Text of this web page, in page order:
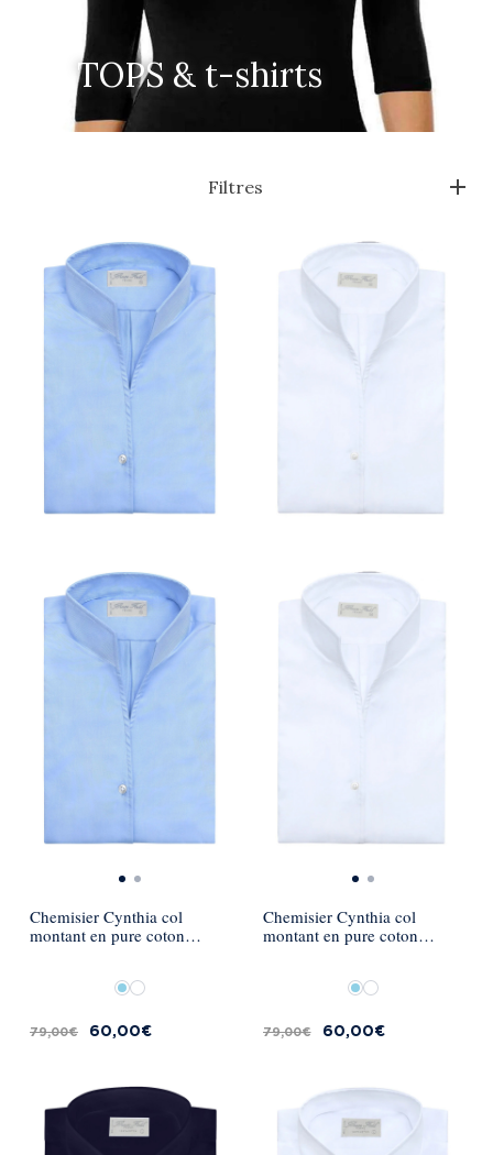
TOPS & t-shirts
Filtres
Chemisier Cynthia col
montant en pure coton
79,00 € 60,00 €
Chemisier Cynthia col
montant en pure coton
79,00 € 60,00 €